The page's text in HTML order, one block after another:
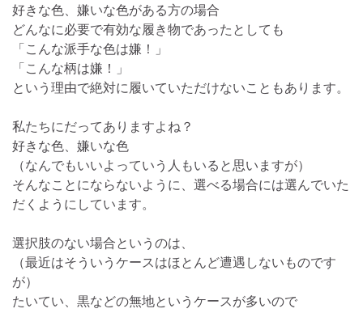
好きな色、嫌いな色がある方の場合
どんなに必要で有効な履き物であったとしても
「こんな派手な色は嫌！」
「こんな柄は嫌！」
という理由で絶対に履いていただけないこともあります。
私たちにだってありますよね？
好きな色、嫌いな色
（なんでもいいよっていう人もいると思いますが）
そんなことにならないように、選べる場合には選んでいた
だくようにしています。
選択肢のない場合というのは、
（最近はそういうケースはほとんど遭遇しないものです
が）
たいてい、黒などの無地というケースが多いので